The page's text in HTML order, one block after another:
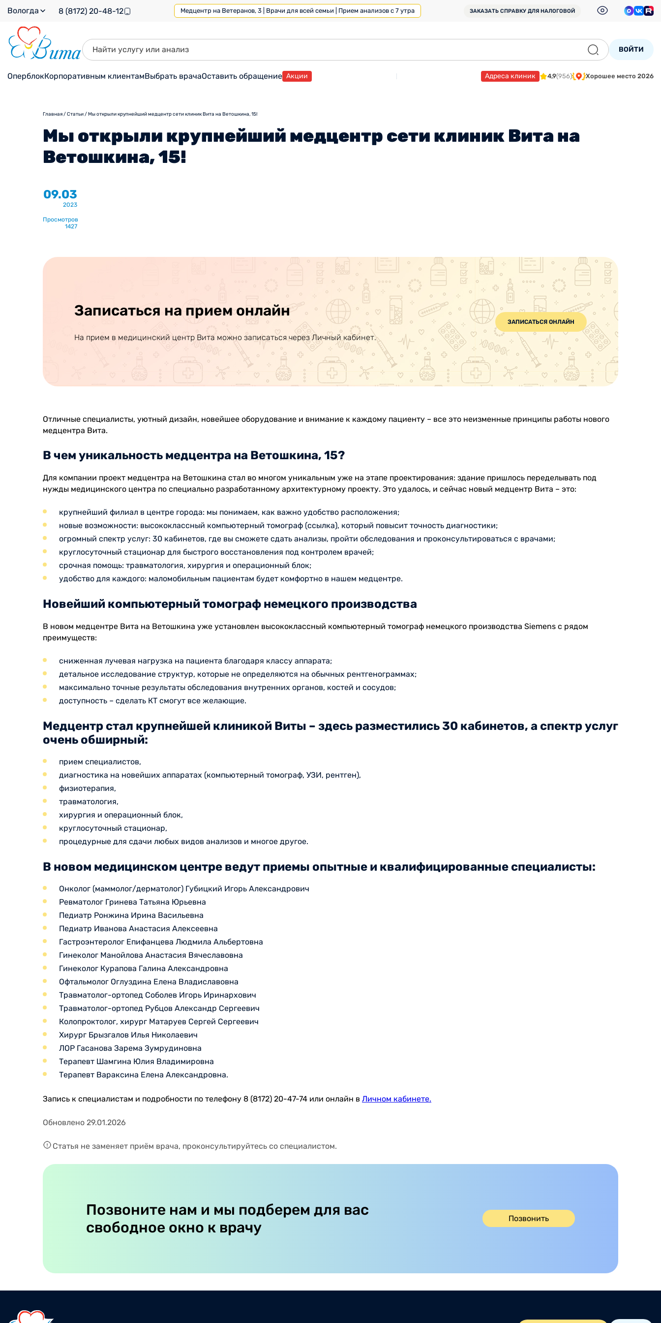
Вологда 8 (8172) 20-48-12 Медцентр на Ветеранов, 3 | Врачи для всей семьи | Прием анализов с 7 утра ЗАКАЗАТЬ СПРАВКУ ДЛЯ НАЛОГОВОЙ
ВОЙТИ
ОперблокКорпоративным клиентамВыбрать врачаОставить обращение Акции Адреса клиник 4,9(956) Хорошее место 2026
Главная/Статьи/Мы открыли крупнейший медцентр сети клиник Вита на Ветошкина, 15!
Мы открыли крупнейший медцентр сети клиник Вита на
Ветошкина, 15!
09.03
2023
Просмотров
1427
Записаться на прием онлайн
На прием в медицинский центр Вита можно записаться через Личный кабинет.
ЗАПИСАТЬСЯ ОНЛАЙН
Отличные специалисты, уютный дизайн, новейшее оборудование и внимание к каждому пациенту – все это неизменные принципы работы нового
медцентра Вита.
В чем уникальность медцентра на Ветошкина, 15?
Для компании проект медцентра на Ветошкина стал во многом уникальным уже на этапе проектирования: здание пришлось переделывать под
нужды медицинского центра по специально разработанному архитектурному проекту. Это удалось, и сейчас новый медцентр Вита – это:
крупнейший филиал в центре города: мы понимаем, как важно удобство расположения;
новые возможности: высококлассный компьютерный томограф (ссылка), который повысит точность диагностики;
огромный спектр услуг: 30 кабинетов, где вы сможете сдать анализы, пройти обследования и проконсультироваться с врачами;
круглосуточный стационар для быстрого восстановления под контролем врачей;
срочная помощь: травматология, хирургия и операционный блок;
удобство для каждого: маломобильным пациентам будет комфортно в нашем медцентре.
Новейший компьютерный томограф немецкого производства
В новом медцентре Вита на Ветошкина уже установлен высококлассный компьютерный томограф немецкого производства Siemens с рядом
преимуществ:
сниженная лучевая нагрузка на пациента благодаря классу аппарата;
детальное исследование структур, которые не определяются на обычных рентгенограммах;
максимально точные результаты обследования внутренних органов, костей и сосудов;
доступность – сделать КТ смогут все желающие.
Медцентр стал крупнейшей клиникой Виты – здесь разместились 30 кабинетов, а спектр услуг
очень обширный:
прием специалистов,
диагностика на новейших аппаратах (компьютерный томограф, УЗИ, рентген),
физиотерапия,
травматология,
хирургия и операционный блок,
круглосуточный стационар,
процедурные для сдачи любых видов анализов и многое другое.
В новом медицинском центре ведут приемы опытные и квалифицированные специалисты:
Онколог (маммолог/дерматолог) Губицкий Игорь Александрович
Ревматолог Гринева Татьяна Юрьевна
Педиатр Ронжина Ирина Васильевна
Педиатр Иванова Анастасия Алексеевна
Гастроэнтеролог Епифанцева Людмила Альбертовна
Гинеколог Манойлова Анастасия Вячеславовна
Гинеколог Курапова Галина Александровна
Офтальмолог Оглуздина Елена Владиславовна
Травматолог-ортопед Соболев Игорь Иринархович
Травматолог-ортопед Рубцов Александр Сергеевич
Колопроктолог, хирург Матаруев Сергей Сергеевич
Хирург Брызгалов Илья Николаевич
ЛОР Гасанова Зарема Зумрудиновна
Терапевт Шамгина Юлия Владимировна
Терапевт Вараксина Елена Александровна.
Запись к специалистам и подробности по телефону 8 (8172) 20-47-74 или онлайн в Личном кабинете.
Обновлено 29.01.2026
Статья не заменяет приём врача, проконсультируйтесь со специалистом.
Позвоните нам и мы подберем для вас
свободное окно к врачу
Позвонить